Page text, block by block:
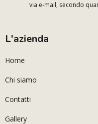
via e-mail, secondo
L'azienda
Home
Chi siamo
Contatti
Gallery